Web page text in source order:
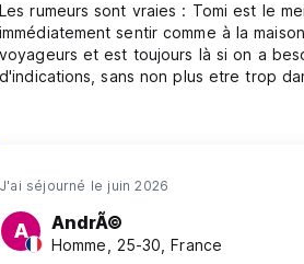
Les rumeurs sont vraies : Tomi est le
immédiatement sentir comme à la
voyageurs et est toujours là si on a
d'indications, sans non plus etre trop
J'ai séjourné le juin 2026
A AndrÃ©
Homme, 25-30, France